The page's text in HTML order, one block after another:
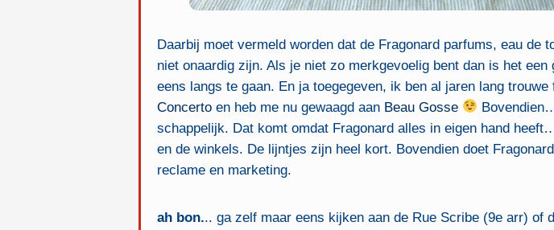
Daarbij moet vermeld worden dat de Fragonard parfums, eau de
niet onaardig zijn. Als je niet zo merkgevoelig bent dan is het een
eens langs te gaan. En ja toegegeven, ik ben al jaren lang trouwe
Concerto en heb me nu gewaagd aan Beau Gosse
schappelijk. Dat komt omdat Fragonard alles in eigen hand
en de winkels. De lijntjes zijn heel kort. Bovendien doet
reclame en marketing.
ah bon... ga zelf maar eens kijken aan de Rue Scribe (9e arr) of